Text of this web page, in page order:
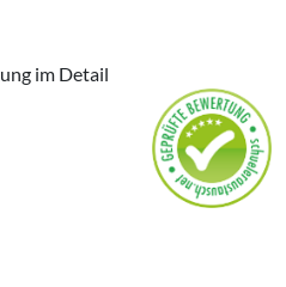
im Detail